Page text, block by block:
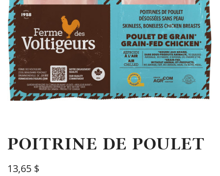
POITRINE DE POULET
13,65 $